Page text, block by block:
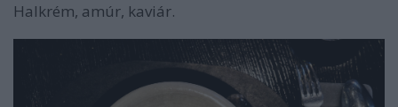
Halkrém, amúr, kaviár.